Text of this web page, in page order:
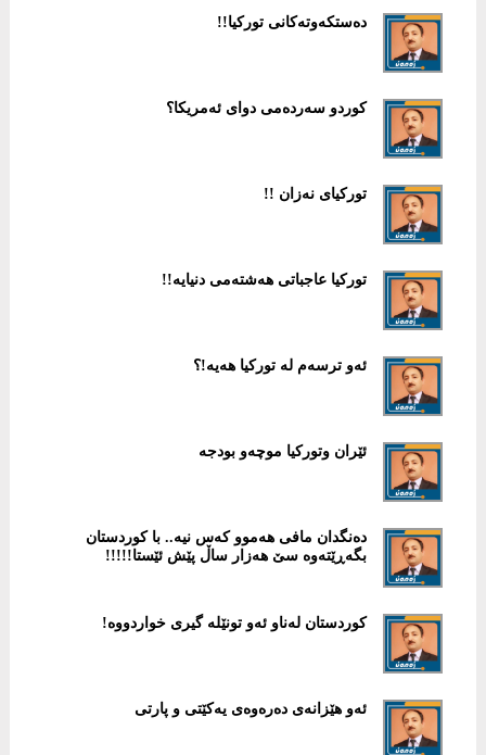
دەستكەوتەكانی توركیا!!
كوردو سەردەمی دوای ئەمریكا؟
توركیای نەزان !!
توركیا عاجباتی هەشتەمی دنیایە!!
ئەو ترسەم لە توركیا هەیە!؟
ئێران وتوركیا موچەو بودجە
دەنگدان مافی هەموو كەس نیە.. با كوردستان
بگەڕێتەوە سێ هەزار ساڵ پێش ئێستا!!!!!
كوردستان لەناو ئەو تونێلە گیری خواردووە!
ئەو هێزانەی دەرەوەی یەكێتی و پارتی